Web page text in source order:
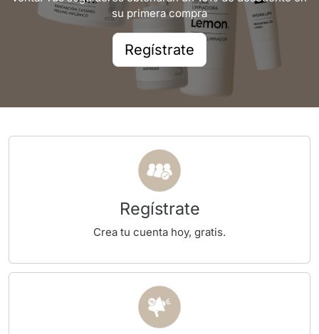
su primera compra
Regístrate
Regístrate
Crea tu cuenta hoy, gratis.